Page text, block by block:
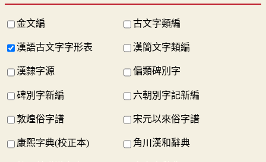
金文編 古文字類編
漢語古文字字形表 漢簡文字類編
漢隸字源 偏類碑別字
碑別字新編 六朝別字記新編
敦煌俗字譜 宋元以來俗字譜
康熙字典(校正本) 角川漢和辭典